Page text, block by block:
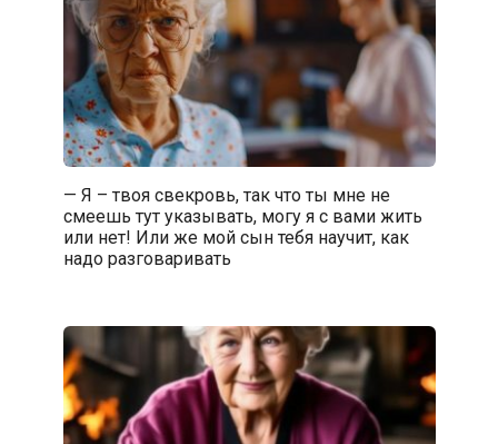
— Я – твоя свекровь, так что ты мне не
смеешь тут указывать, могу я с вами жить
или нет! Или же мой сын тебя научит, как
надо разговаривать